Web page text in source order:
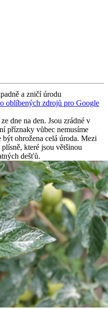
a zničí úrodu
oblíbených zdrojů pro Google
dne na den. Jsou zrádné v
příznaky vůbec nemusíme
ohrožena celá úroda. Mezi
které jsou většinou
dešťů.